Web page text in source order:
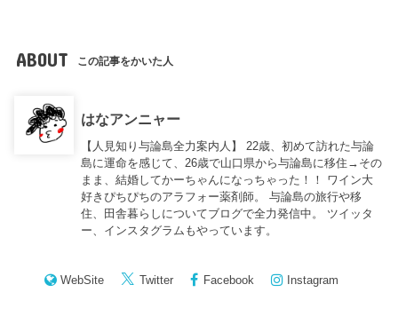
ABOUT この記事をかいた人
はなアンニャー
【人見知り与論島全力案内人】 22歳、初めて訪れた与論
島に運命を感じて、26歳で山口県から与論島に移住→その
まま、結婚してかーちゃんになっちゃった！！ ワイン大
好きぴちぴちのアラフォー薬剤師。 与論島の旅行や移
住、田舎暮らしについてブログで全力発信中。 ツイッタ
ー、インスタグラムもやっています。
WebSite Twitter Facebook Instagram